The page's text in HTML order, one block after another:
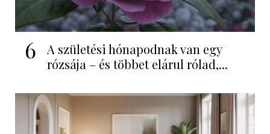
6
A születési hónapodnak van egy
rózsája – és többet elárul rólad,...